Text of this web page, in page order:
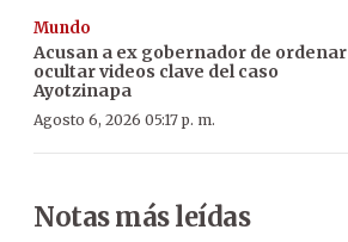
Mundo
Acusan a ex gobernador de ordenar
ocultar videos clave del caso
Ayotzinapa
Agosto 6, 2026 05:17 p. m.
Notas más leídas